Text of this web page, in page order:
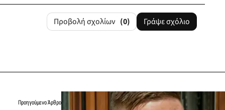
Προβολή σχολίων (0) Γράψε σχόλιο
Προηγούμενο Άρθρο